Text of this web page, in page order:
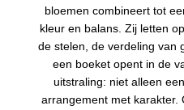
bloemen combineert tot
kleur en balans. Zij letten
de stelen, de verdeling van
een boeket opent in de
uitstraling: niet alleen
arrangement met karakter.